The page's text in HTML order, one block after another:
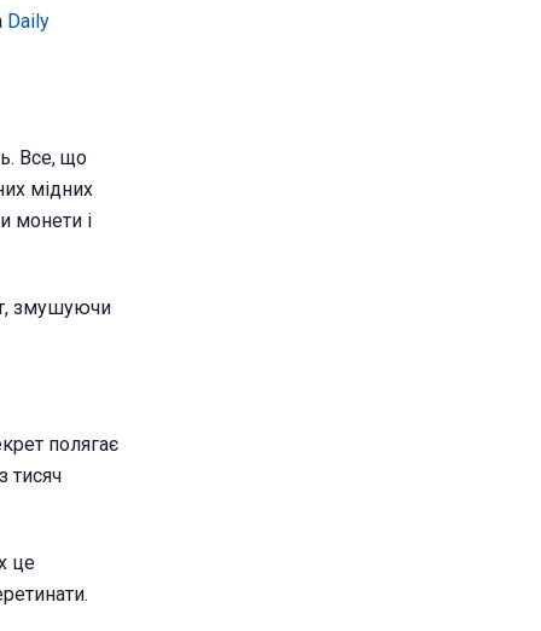
Daily
Все, що
мідних
монети і
змушуючи
полягає
тисяч
це